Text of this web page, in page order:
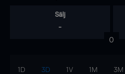
Sälj
-
0
1D 3D 1V 1M 3M